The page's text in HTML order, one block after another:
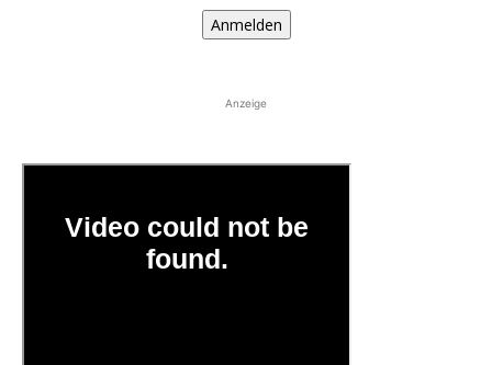
Anmelden
Anzeige